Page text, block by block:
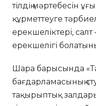
тілдің мәртебесін
құрметтеуге
ерекшеліктері, салт
ерекшелігі
Шара барысында
бағдарламасының
тақырыптық